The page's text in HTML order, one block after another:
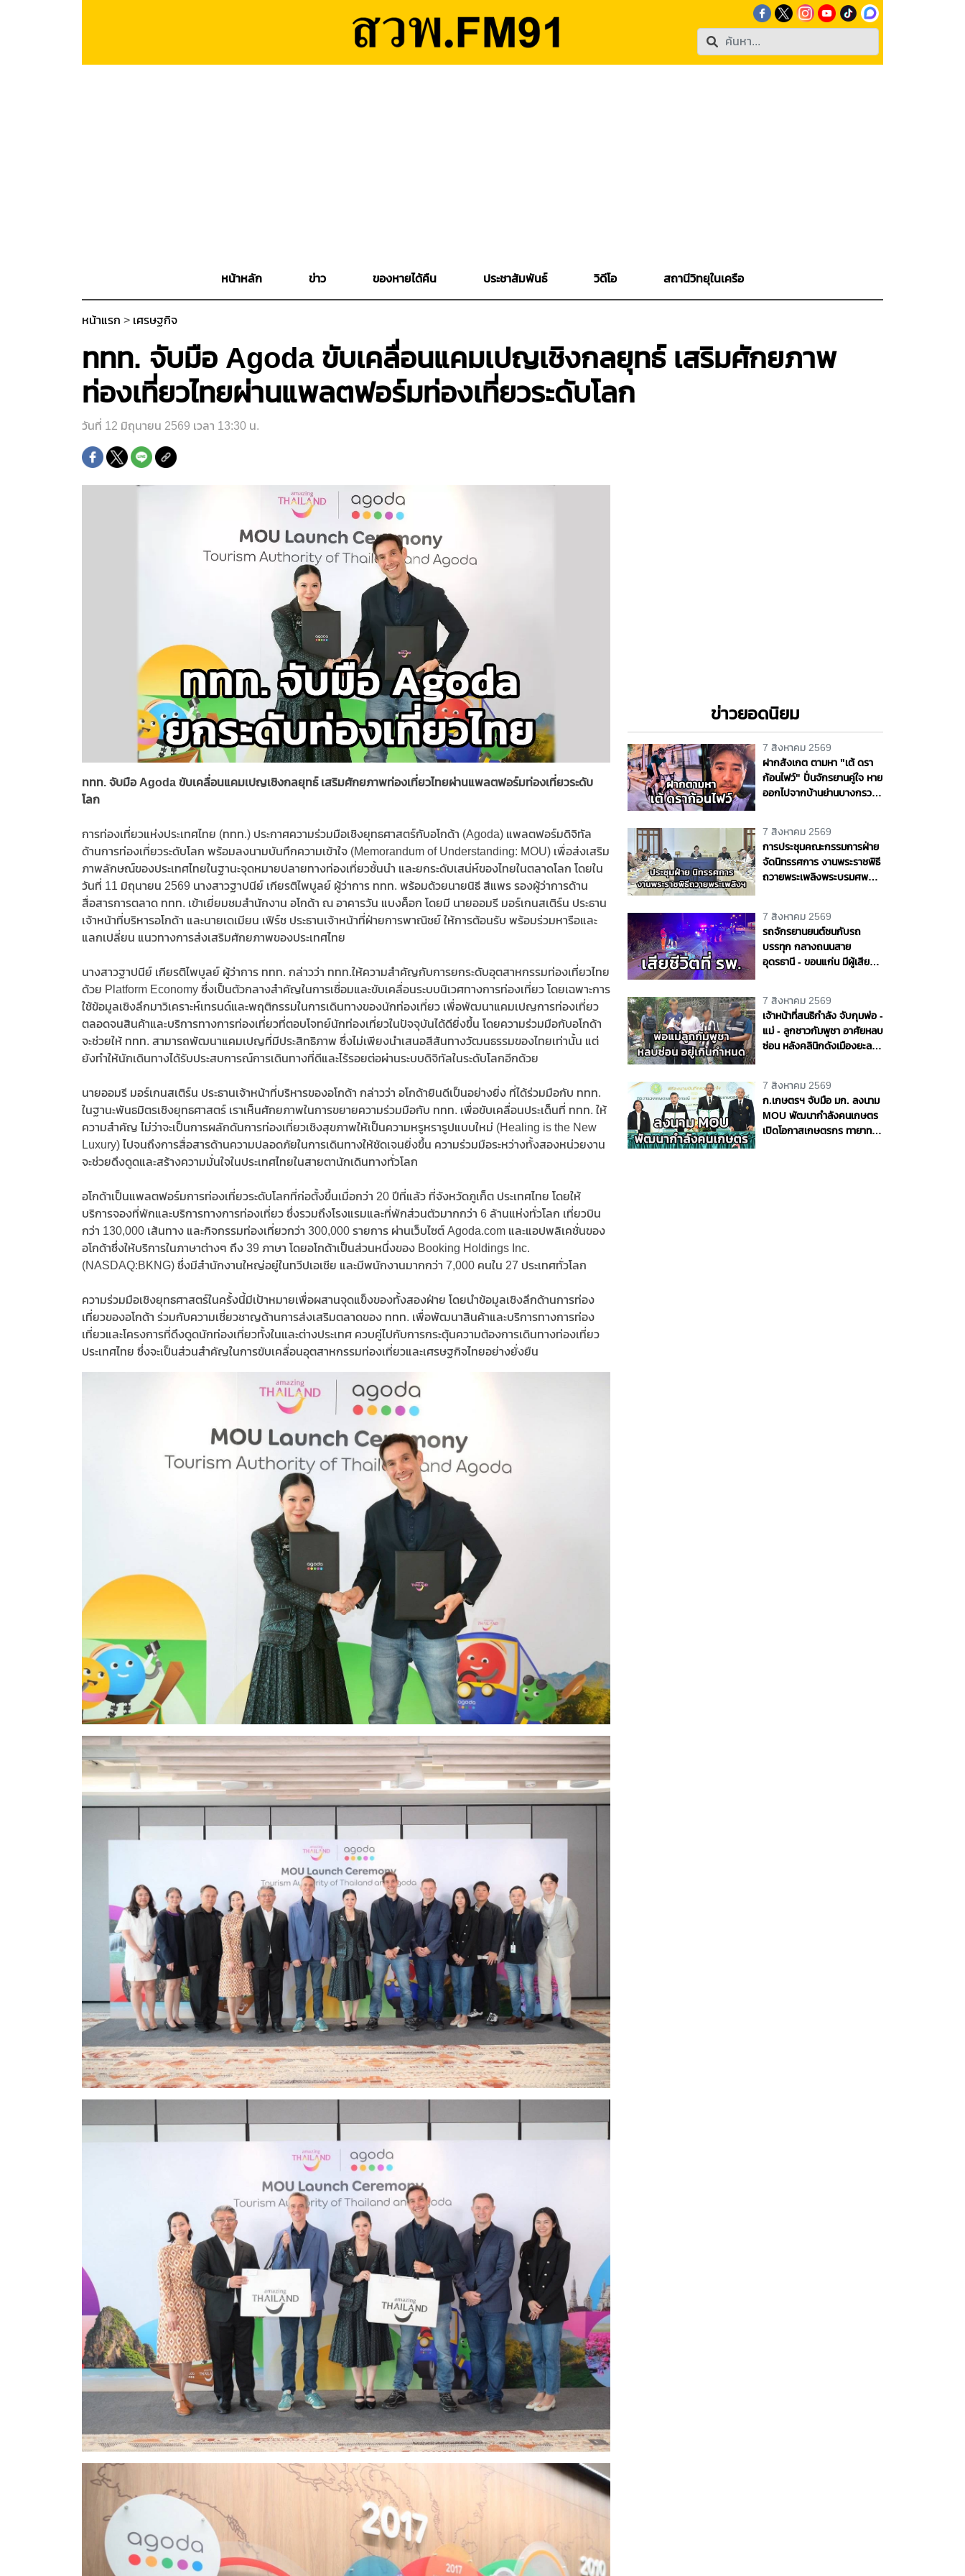
หน้าหลัก ข่าว ของหายได้คืน ประชาสัมพันธ์ วิดีโอ สถานีวิทยุในเครือ
หน้าแรก > เศรษฐกิจ
ททท. จับมือ Agoda ขับเคลื่อนแคมเปญเชิงกลยุทธ์ เสริมศักยภาพ
ท่องเที่ยวไทยผ่านแพลตฟอร์มท่องเที่ยวระดับโลก
วันที่ 12 มิถุนายน 2569 เวลา 13:30 น.
ททท. จับมือ Agoda ขับเคลื่อนแคมเปญเชิงกลยุทธ์ เสริมศักยภาพท่องเที่ยวไทยผ่านแพลตฟอร์มท่องเที่ยวระดับ
โลก
การท่องเที่ยวแห่งประเทศไทย (ททท.) ประกาศความร่วมมือเชิงยุทธศาสตร์กับอโกด้า (Agoda) แพลตฟอร์มดิจิทัล
ด้านการท่องเที่ยวระดับโลก พร้อมลงนามบันทึกความเข้าใจ (Memorandum of Understanding: MOU) เพื่อส่งเสริม
ภาพลักษณ์ของประเทศไทยในฐานะจุดหมายปลายทางท่องเที่ยวชั้นนำ และยกระดับเสน่ห์ของไทยในตลาดโลก โดยใน
วันที่ 11 มิถุนายน 2569 นางสาวฐาปนีย์ เกียรติไพบูลย์ ผู้ว่าการ ททท. พร้อมด้วยนายนิธี สีแพร รองผู้ว่าการด้าน
สื่อสารการตลาด ททท. เข้าเยี่ยมชมสำนักงาน อโกด้า ณ อาคารวัน แบงค็อก โดยมี นายออมรี มอร์เกนสเติร์น ประธาน
เจ้าหน้าที่บริหารอโกด้า และนายเดเมียน เฟิร์ช ประธานเจ้าหน้าที่ฝ่ายการพาณิชย์ ให้การต้อนรับ พร้อมร่วมหารือและ
แลกเปลี่ยน แนวทางการส่งเสริมศักยภาพของประเทศไทย
นางสาวฐาปนีย์ เกียรติไพบูลย์ ผู้ว่าการ ททท. กล่าวว่า ททท.ให้ความสำคัญกับการยกระดับอุตสาหกรรมท่องเที่ยวไทย
ด้วย Platform Economy ซึ่งเป็นตัวกลางสำคัญในการเชื่อมและขับเคลื่อนระบบนิเวศทางการท่องเที่ยว โดยเฉพาะการ
ใช้ข้อมูลเชิงลึกมาวิเคราะห์เทรนด์และพฤติกรรมในการเดินทางของนักท่องเที่ยว เพื่อพัฒนาแคมเปญการท่องเที่ยว
ตลอดจนสินค้าและบริการทางการท่องเที่ยวที่ตอบโจทย์นักท่องเที่ยวในปัจจุบันได้ดียิ่งขึ้น โดยความร่วมมือกับอโกด้า
จะช่วยให้ ททท. สามารถพัฒนาแคมเปญที่มีประสิทธิภาพ ซึ่งไม่เพียงนำเสนอสีสันทางวัฒนธรรมของไทยเท่านั้น แต่
ยังทำให้นักเดินทางได้รับประสบการณ์การเดินทางที่ดีและไร้รอยต่อผ่านระบบดิจิทัลในระดับโลกอีกด้วย
นายออมรี มอร์เกนสเติร์น ประธานเจ้าหน้าที่บริหารของอโกด้า กล่าวว่า อโกด้ายินดีเป็นอย่างยิ่ง ที่ได้ร่วมมือกับ ททท.
ในฐานะพันธมิตรเชิงยุทธศาสตร์ เราเห็นศักยภาพในการขยายความร่วมมือกับ ททท. เพื่อขับเคลื่อนประเด็นที่ ททท. ให้
ความสำคัญ ไม่ว่าจะเป็นการผลักดันการท่องเที่ยวเชิงสุขภาพให้เป็นความหรูหรารูปแบบใหม่ (Healing is the New
Luxury) ไปจนถึงการสื่อสารด้านความปลอดภัยในการเดินทางให้ชัดเจนยิ่งขึ้น ความร่วมมือระหว่างทั้งสองหน่วยงาน
จะช่วยดึงดูดและสร้างความมั่นใจในประเทศไทยในสายตานักเดินทางทั่วโลก
อโกด้าเป็นแพลตฟอร์มการท่องเที่ยวระดับโลกที่ก่อตั้งขึ้นเมื่อกว่า 20 ปีที่แล้ว ที่จังหวัดภูเก็ต ประเทศไทย โดยให้
บริการจองที่พักและบริการทางการท่องเที่ยว ซึ่งรวมถึงโรงแรมและที่พักส่วนตัวมากกว่า 6 ล้านแห่งทั่วโลก เที่ยวบิน
กว่า 130,000 เส้นทาง และกิจกรรมท่องเที่ยวกว่า 300,000 รายการ ผ่านเว็บไซต์ Agoda.com และแอปพลิเคชั่นของ
อโกด้าซึ่งให้บริการในภาษาต่างๆ ถึง 39 ภาษา โดยอโกด้าเป็นส่วนหนึ่งของ Booking Holdings Inc.
(NASDAQ:BKNG) ซึ่งมีสำนักงานใหญ่อยู่ในทวีปเอเชีย และมีพนักงานมากกว่า 7,000 คนใน 27 ประเทศทั่วโลก
ความร่วมมือเชิงยุทธศาสตร์ในครั้งนี้มีเป้าหมายเพื่อผสานจุดแข็งของทั้งสองฝ่าย โดยนำข้อมูลเชิงลึกด้านการท่อง
เที่ยวของอโกด้า ร่วมกับความเชี่ยวชาญด้านการส่งเสริมตลาดของ ททท. เพื่อพัฒนาสินค้าและบริการทางการท่อง
เที่ยวและโครงการที่ดึงดูดนักท่องเที่ยวทั้งในและต่างประเทศ ควบคู่ไปกับการกระตุ้นความต้องการเดินทางท่องเที่ยว
ประเทศไทย ซึ่งจะเป็นส่วนสำคัญในการขับเคลื่อนอุตสาหกรรมท่องเที่ยวและเศรษฐกิจไทยอย่างยั่งยืน
ข่าวยอดนิยม
7 สิงหาคม 2569
ฝากสังเกต ตามหา "เต้ ดรา
ก้อนไฟว์" ปั่นจักรยานคู่ใจ หาย
ออกไปจากบ้านย่านบางกรวย
7 สิงหาคม 2569
การประชุมคณะกรรมการฝ่าย
จัดนิทรรศการ งานพระราชพิธี
ถวายพระเพลิงพระบรมศพ
ราชชนนีพันปีหลวง
7 สิงหาคม 2569
รถจักรยานยนต์ชนกับรถ
บรรทุก กลางถนนสาย
อุดรธานี - ขอนแก่น มีผู้เสีย
7 สิงหาคม 2569
เจ้าหน้าที่สนธิกำลัง จับกุมพ่อ -
แม่ - ลูกชาวกัมพูชา อาศัยหลบ
ซ่อน หลังคลินิกดังเมืองยะลา
7 สิงหาคม 2569
ก.เกษตรฯ จับมือ มก. ลงนาม
MOU พัฒนากำลังคนเกษตร
เปิดโอกาสเกษตรกร ทายาท